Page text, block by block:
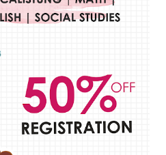
memberikan sapuan warna
yang mempesona dan tentunya
ciri teknik plakat, yaitu: Sapuan
lukisan menutupi seluruh bagian